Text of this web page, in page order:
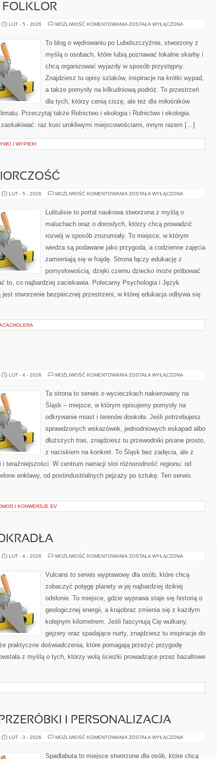
FOLKLOR
LUT - 5 - 2026 MOŻLIWOŚĆ KOMENTOWANIA TRADYCJE
ZOSTAŁA WYŁĄCZONA
To blog o wędrowaniu po Lubelszczyźnie, stworzony z
myślą o osobach, które lubią poznawać lokalne skarby i
chcą organizować wyjazdy w sposób przystępny.
Znajdziesz tu opisy szlaków, inspiracje na krótki wypad,
a także pomysły na kilkudniową podróż. To przestrzeń
dla tych, którzy cenią ciszę, ale też dla miłośników
Przeczytaj także Rolnictwo i ekologia i Rolnictwo i ekologia.
raz kusi urokliwymi miejscowościami, innym razem […]
I WYPIEKI
LUT - 5 - 2026 MOŻLIWOŚĆ KOMENTOWANIA PRZEDSIĘBIORCZOŚĆ
ZOSTAŁA WYŁĄCZONA
Lulitulisie to portal naukowa stworzona z myślą o
maluchach oraz o dorosłych, którzy chcą prowadzić
rozwój w sposób zrozumiały. To miejsce, w którym
wiedza są podawane jako przygoda, a codzienne zajęcia
zamieniają się w frajdę. Strona łączy edukację z
pomysłowością, dzięki czemu dziecko może próbować
to, co najbardziej zaciekawia. Polecamy Psychologia i Język
jest stworzenie bezpiecznej przestrzeni, w której edukacja odbywa się
LUT - 4 - 2026 MOŻLIWOŚĆ KOMENTOWANIA BĘDZIN
ZOSTAŁA WYŁĄCZONA
Ta strona to serwis o wycieczkach nakierowany na
Śląsk – miejsce, w którym opisujemy pomysły na
odkrywanie miast i terenów dookoła. Jeśli potrzebujesz
sprawdzonych wskazówek, jednodniowych eskapad albo
dłuższych tras, znajdziesz tu przewodniki pisane prosto,
z naciskiem na konkret. To Śląsk bez zadęcia, ale z
i teraźniejszości. W centrum narracji stoi różnorodność regionu: od
enklawy, od postindustrialnych pejzaży po sztukę. Ten serwis
I KONWERSJE EV
LUT - 4 - 2026 MOŻLIWOŚĆ KOMENTOWANIA BAGNA
ZOSTAŁA WYŁĄCZONA
Vulcans to serwis wyprawowy dla osób, które chcą
zobaczyć potęgę planety w jej najbardziej dzikiej
odsłonie. To miejsce, gdzie wyprawa staje się historią o
geologicznej energii, a krajobraz zmienia się z każdym
kolejnym kilometrem. Jeśli fascynują Cię wulkany,
gejzery oraz spadające nurty, znajdziesz tu inspiracje do
praktyczne doświadczenia, które pomagają przeżyć przygodę
z myślą o tych, którzy wolą ścieżki prowadzące przez bazaltowe
I PERSONALIZACJA
LUT - 3 - 2026 MOŻLIWOŚĆ KOMENTOWANIA BUTY
PRZERÓBKI
ZOSTAŁA WYŁĄCZONA
Spadlabuta to miejsce stworzone dla osób, które chcą